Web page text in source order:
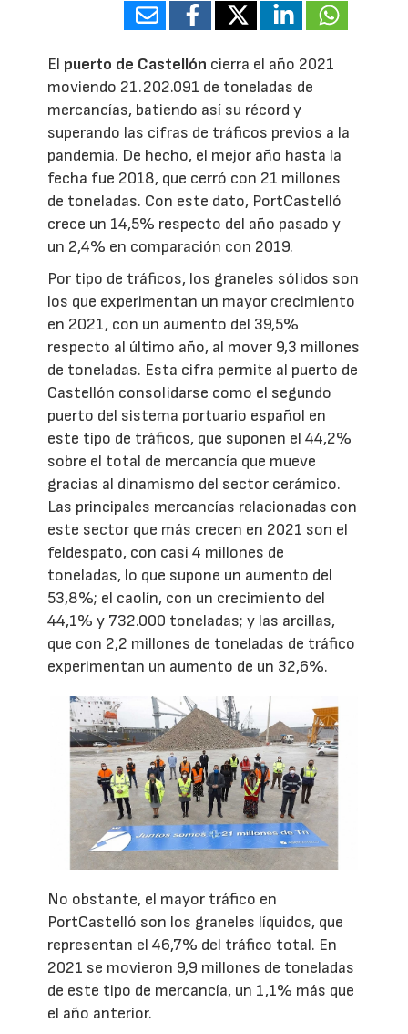
El puerto de Castellón cierra el año 2021
moviendo 21.202.091 de toneladas de
mercancías, batiendo así su récord y
superando las cifras de tráficos previos a la
pandemia. De hecho, el mejor año hasta la
fecha fue 2018, que cerró con 21 millones
de toneladas. Con este dato, PortCastelló
crece un 14,5% respecto del año pasado y
un 2,4% en comparación con 2019.
Por tipo de tráficos, los graneles sólidos son
los que experimentan un mayor crecimiento
en 2021, con un aumento del 39,5%
respecto al último año, al mover 9,3 millones
de toneladas. Esta cifra permite al puerto de
Castellón consolidarse como el segundo
puerto del sistema portuario español en
este tipo de tráficos, que suponen el 44,2%
sobre el total de mercancía que mueve
gracias al dinamismo del sector cerámico.
Las principales mercancías relacionadas con
este sector que más crecen en 2021 son el
feldespato, con casi 4 millones de
toneladas, lo que supone un aumento del
53,8%; el caolín, con un crecimiento del
44,1% y 732.000 toneladas; y las arcillas,
que con 2,2 millones de toneladas de tráfico
experimentan un aumento de un 32,6%.
No obstante, el mayor tráfico en
PortCastelló son los graneles líquidos, que
representan el 46,7% del tráfico total. En
2021 se movieron 9,9 millones de toneladas
de este tipo de mercancía, un 1,1% más que
el año anterior.